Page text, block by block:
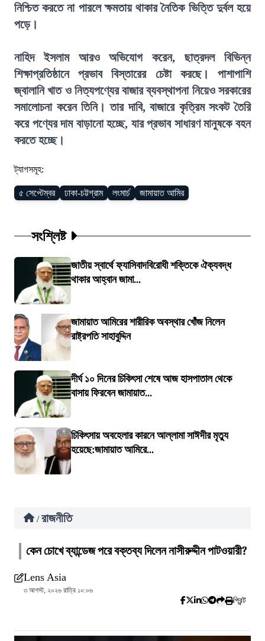
নিশ্চিত করতে না পারলে ক্ষমতায় থাকার নৈতিক ভিত্তি দুর্বল হয়ে
পড়ে।
নাহিদ ইসলাম আরও অভিযোগ করেন, ছাত্রদল বিভিন্ন
শিক্ষাপ্রতিষ্ঠানে প্রভাব বিস্তারের চেষ্টা করছে। পাশাপাশি
জ্বালানি খাত ও নিত্যপণ্যের বাজার ব্যবস্থাপনা নিয়েও সরকারের
সমালোচনা করেন তিনি। তার দাবি, বাজারে কৃত্রিম সংকট তৈরি
করে পণ্যের দাম বাড়ানো হচ্ছে, যার প্রভাব সাধারণ মানুষকে বহন
করতে হচ্ছে।
ট্যাগসমূহ:
৫ সেপ্টেম্বর ঢাকা-চট্টগ্রাম লংমার্চ জামায়াত আমির
সংশ্লিষ্ট
জাতীয় স্বার্থে ফ্যাসিবাদবিরোধী শক্তিকে ঐক্যবদ্ধ
থাকার আহ্বান জামা...
জামায়াত আমিরের শারীরিক অবস্থার খোঁজ নিলেন
রাষ্ট্রপতি সাহাবুদ্দিন
দীর্ঘ ১০ দিনের চিকিৎসা শেষে আজ হাসপাতাল থেকে
বাসায় ফিরবেন জামায়াত...
চিকিৎসায় অবহেলার কারনে আল্লামা সাঈদীর মৃত্যু
হয়েছে:জামায়াত আমিরে...
/ রাজনীতি
কেন চোখে ব্যান্ডেজ পরে বক্তব্য দিলেন নাসীরুদ্দীন পাটওয়ারী?
Lens Asia
৩ আগস্ট, ২০২৬ রাত্রি ১০:০৬
প্রিন্ট